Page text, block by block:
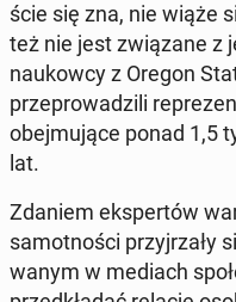
ście się zna, nie wiąże
też nie jest zwią­za­ne z
na­ukow­cy z Oregon
prze­pro­wa­dzi­li
obej­mu­ją­ce ponad 1,5
lat.
Zdaniem eks­per­tów
sa­mot­no­ści przyj­rza­ły
wa­nym w mediach